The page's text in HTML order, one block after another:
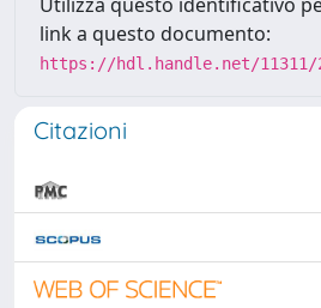
link a questo documento:
https://hdl.handle.net/11311/
Citazioni